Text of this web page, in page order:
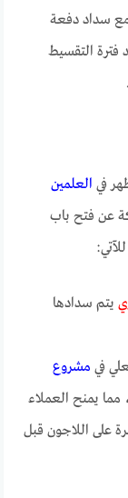
سداد دفعة
فترة التقسيط
في العلمين
عن فتح باب
يتم سدادها
في مشروع
مما يمنح العملاء
على اللاجون قبل